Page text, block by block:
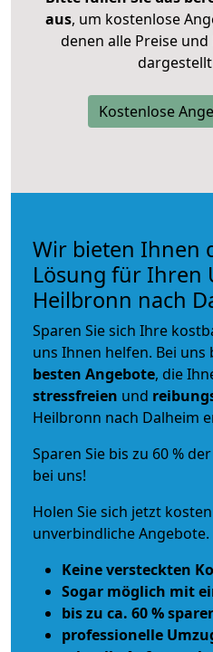
aus, um kostenlose
denen alle Preise
Kostenlose
Wir bieten Ihnen
Lösung für Ihren
Heilbronn nach
Sparen Sie sich Ihre
uns Ihnen helfen. Bei uns
besten Angebote, die
stressfreien und
Heilbronn nach Dalheim
Sparen Sie bis zu 60 %
bei uns!
Holen Sie sich jetzt
unverbindliche Angebote.
Keine versteckten
Sogar möglich mit
bis zu ca. 60 %
professionelle